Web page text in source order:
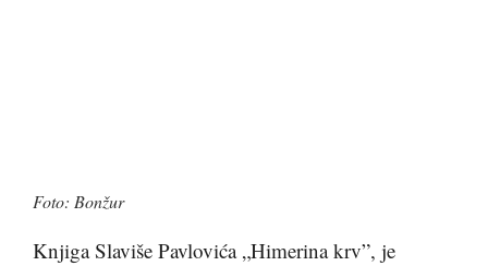
Foto: Bonžur
Knjiga Slaviše Pavlovića „Himerina krv”, je